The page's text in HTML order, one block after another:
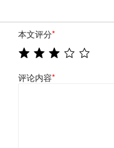
本文评分*
评论内容*